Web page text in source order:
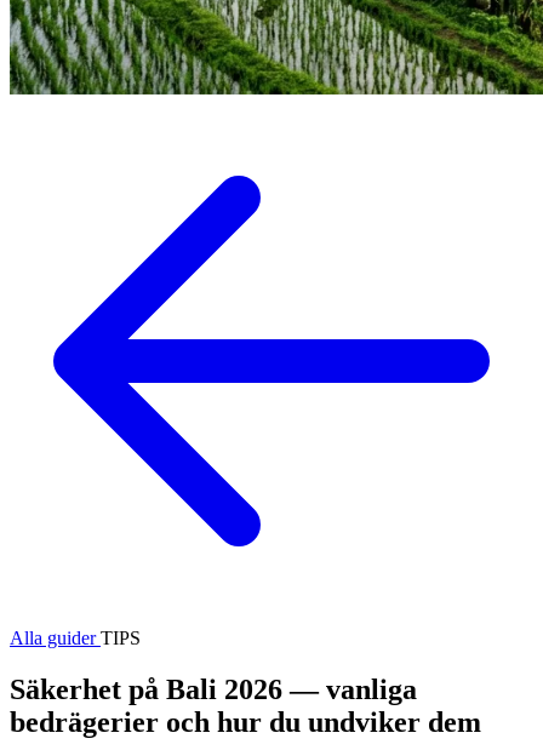
Alla guiderTIPS
Säkerhet på Bali 2026 — vanliga
bedrägerier och hur du undviker dem